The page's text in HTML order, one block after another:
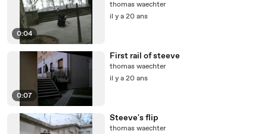
0:04
thomas waechter
il y a 20 ans
0:07
First rail of steeve
thomas waechter
il y a 20 ans
Steeve's flip
thomas waechter